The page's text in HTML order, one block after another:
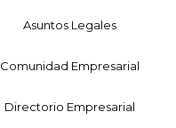
Asuntos Legales
Comunidad Empresarial
Directorio Empresarial